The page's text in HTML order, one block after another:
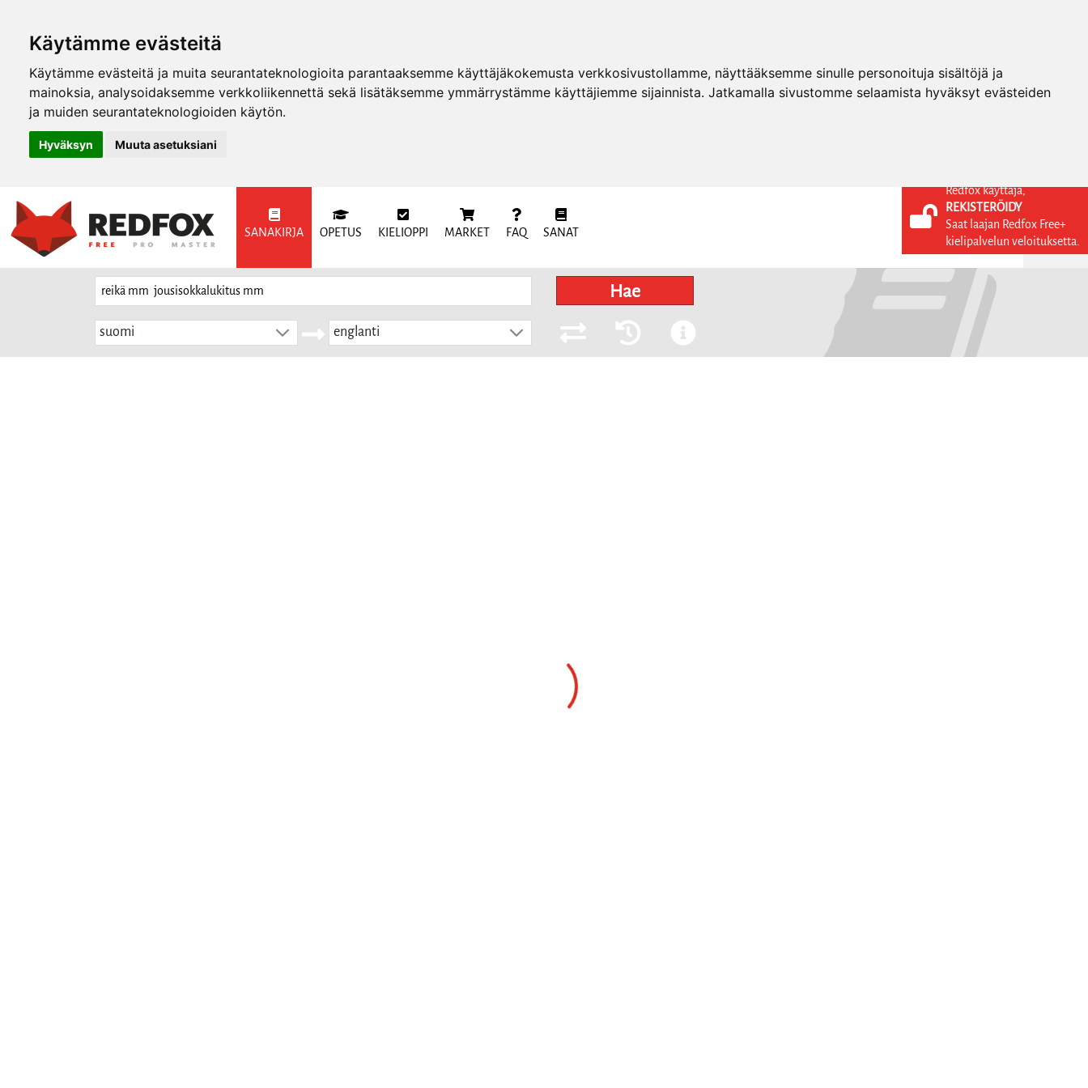
Käytämme evästeitä
Käytämme evästeitä ja muita seurantateknologioita parantaaksemme käyttäjäkokemusta verkkosivustollamme, näyttääksemme sinulle personoituja sisältöjä ja
mainoksia, analysoidaksemme verkkoliikennettä sekä lisätäksemme ymmärrystämme käyttäjiemme sijainnista. Jatkamalla sivustomme selaamista hyväksyt evästeiden
ja muiden seurantateknologioiden käytön.
Hyväksyn Muuta asetuksiani
SANAKIRJA OPETUS KIELIOPPI MARKET FAQ SANAT
KIRJAUDU SISÄÄN
REKISTERÖIDY
FI
Hae
suomi englanti
Redfox käyttäjä,
REKISTERÖIDY
Saat laajan Redfox Free+
kielipalvelun veloituksetta.